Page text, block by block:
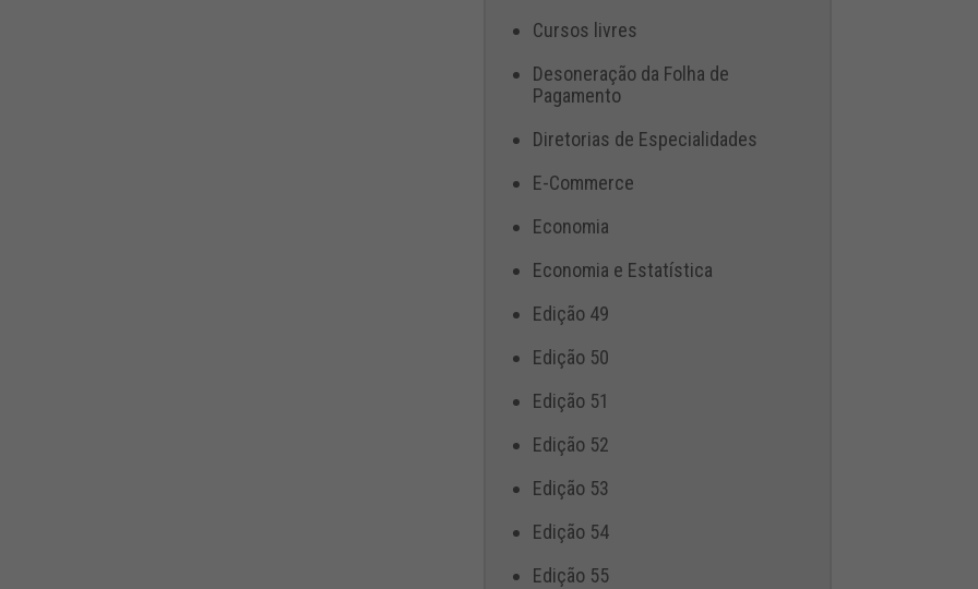
Cursos livres
Desoneração da Folha de
Pagamento
Diretorias de Especialidades
E-Commerce
Economia
Economia e Estatística
Edição 49
Edição 50
Edição 51
Edição 52
Edição 53
Edição 54
Edição 55